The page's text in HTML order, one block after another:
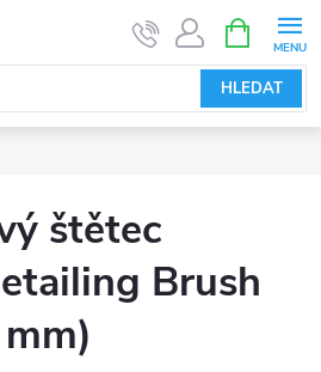
HLEDAT
NÁKUPNÍ
KOŠÍK
štětec
Brush